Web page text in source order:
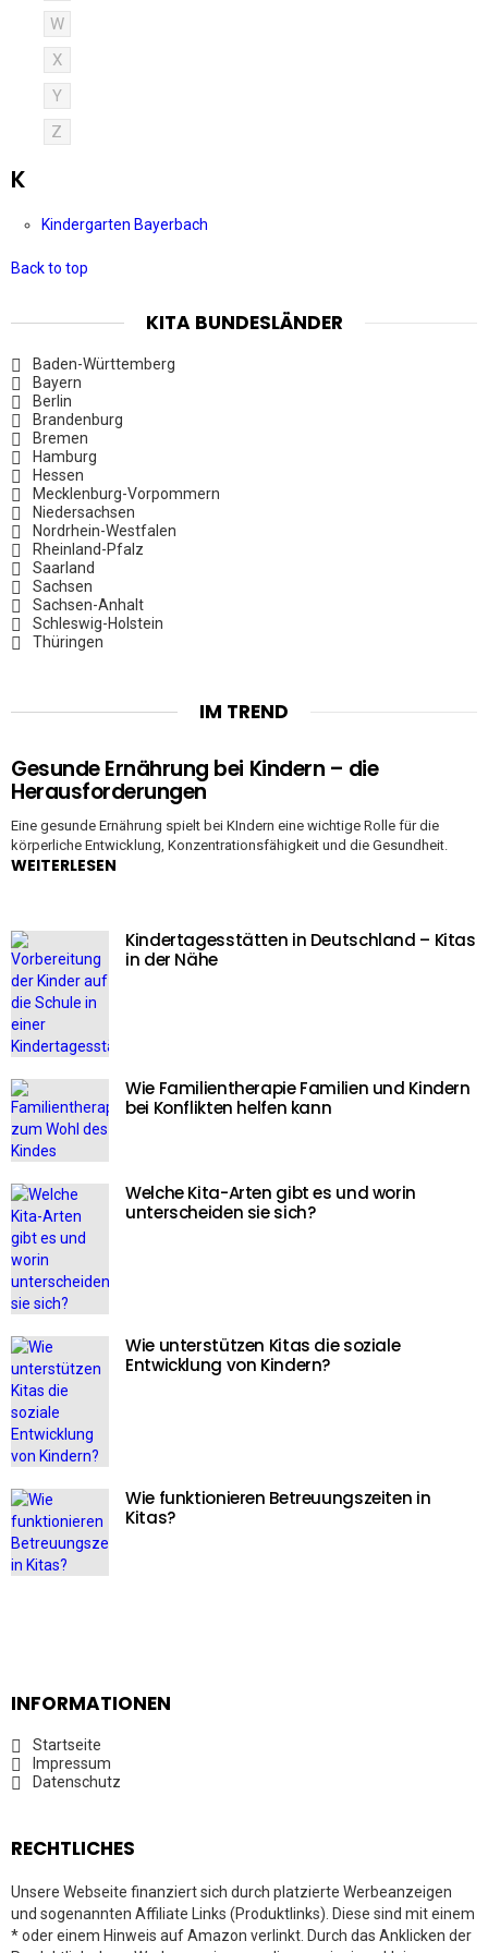
W
X
Y
Z
K
Kindergarten Bayerbach
Back to top
KITA BUNDESLÄNDER
Baden-Württemberg
Bayern
Berlin
Brandenburg
Bremen
Hamburg
Hessen
Mecklenburg-Vorpommern
Niedersachsen
Nordrhein-Westfalen
Rheinland-Pfalz
Saarland
Sachsen
Sachsen-Anhalt
Schleswig-Holstein
Thüringen
IM TREND
Gesunde Ernährung bei Kindern – die
Herausforderungen
Eine gesunde Ernährung spielt bei KIndern eine wichtige Rolle für die
körperliche Entwicklung, Konzentrationsfähigkeit und die Gesundheit.
WEITERLESEN
Kindertagesstätten in Deutschland – Kitas
in der Nähe
Wie Familientherapie Familien und Kindern
bei Konflikten helfen kann
Welche Kita-Arten gibt es und worin
unterscheiden sie sich?
Wie unterstützen Kitas die soziale
Entwicklung von Kindern?
Wie funktionieren Betreuungszeiten in
Kitas?
INFORMATIONEN
Startseite
Impressum
Datenschutz
RECHTLICHES
Unsere Webseite finanziert sich durch platzierte Werbeanzeigen
und sogenannten Affiliate Links (Produktlinks). Diese sind mit einem
* oder einem Hinweis auf Amazon verlinkt. Durch das Anklicken der